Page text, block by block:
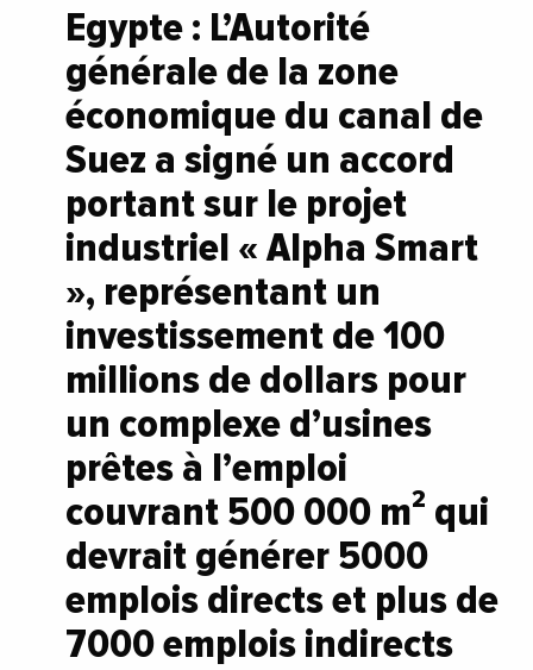
Egypte : L’Autorité
générale de la zone
économique du canal de
Suez a signé un accord
portant sur le projet
industriel « Alpha Smart
», représentant un
investissement de 100
millions de dollars pour
un complexe d’usines
prêtes à l’emploi
couvrant 500 000 m² qui
devrait générer 5000
emplois directs et plus de
7000 emplois indirects